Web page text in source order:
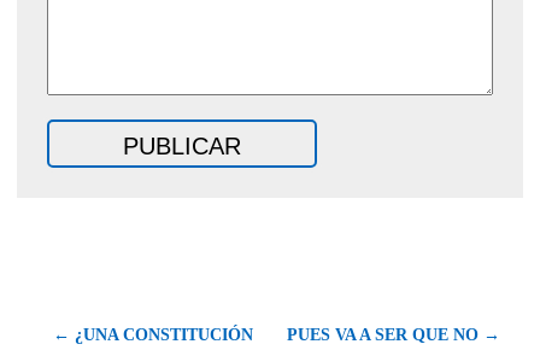
← ¿UNA CONSTITUCIÓN PUES VA A SER QUE NO →